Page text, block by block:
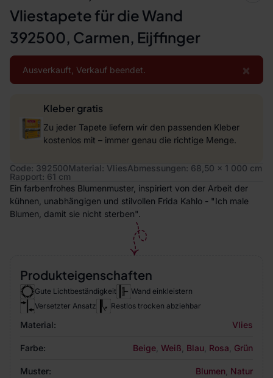
Vliestapete für die Wand
392500, Carmen, Eijffinger
×
Ausverkauft, Verkauf beendet.
Kleber gratis
Zu jeder Tapete liefern wir den passenden Kleber
kostenlos mit – immer genau die richtige Menge.
Code: 392500Material: VliesAbmessungen: 68,50 x 1 000 cm
Rapport: 61 cm
Ein farbenfrohes Blumenmuster, inspiriert von der Arbeit der
kühnen, unabhängigen und stilvollen Frida Kahlo - "Ich male
Blumen, damit sie nicht sterben".
Produkteigenschaften
Gute Lichtbeständigkeit
Wand einkleistern
Versetzter Ansatz
Restlos trocken abziehbar
Material: Vlies
Farbe: Beige Weiß Blau Rosa Grün
Muster: Blumen Natur